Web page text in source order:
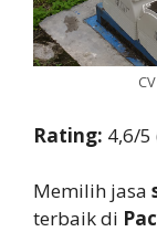
Rating: 4,6/5
Memilih jasa
terbaik di